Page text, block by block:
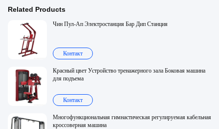
Related Products
Чин Пул-Ап Электростанция Бар Дип Станция
Контакт
Красный цвет Устройство тренажерного зала Боковая машина
для подъема
Контакт
Многофункциональная гимнастическая регулируемая кабельная
кроссоверная машина